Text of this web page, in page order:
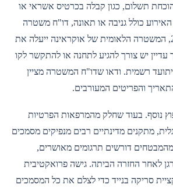
תשלום, כגון קבלה בכרטיס אשראי או
כולל גניבה או תאונה, דו"ח משטרה
הוא חובה. בשנת 2026, המשטרה הלאומית של אוקראינה ייעלה את
עדיין יש צורך להגיע לתחנה או להתקשר לקו
רשמית. ודאו שדו"ח המשטרה מציין
והפריטים המעורבים.
נוסף. בעוד שחלק מהמרפאות הפרטיות
מתקנים מדינתיים רבים מנפיקים מסמכים
דורשים תרגומים מאושרים,
לאחר החזרה הביתה. גישה פרואקטיבית
סריקה בנייד כדי לצלם את כל המסמכים